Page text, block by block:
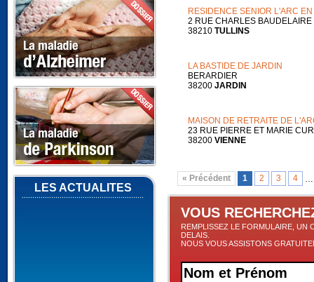
LES ACTUALITES
RESIDENCE SENIOR L'ARC
2 RUE CHARLES BAUDELAIRE
38210 TULLINS
LA BASTIDE DE JARDIN
BERARDIER
38200 JARDIN
MAISON DE RETRAITE DE
23 RUE PIERRE ET MARIE
38200 VIENNE
« Précédent 1 2 3 4
VOUS
REMPLISSEZ LE FORMULAIRE, UN
DELAIS.
NOUS VOUS ASSISTONS